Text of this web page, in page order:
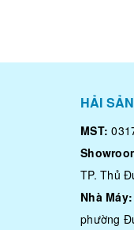
HẢI
MST:
TP. Thủ
Nhà Máy:
phường